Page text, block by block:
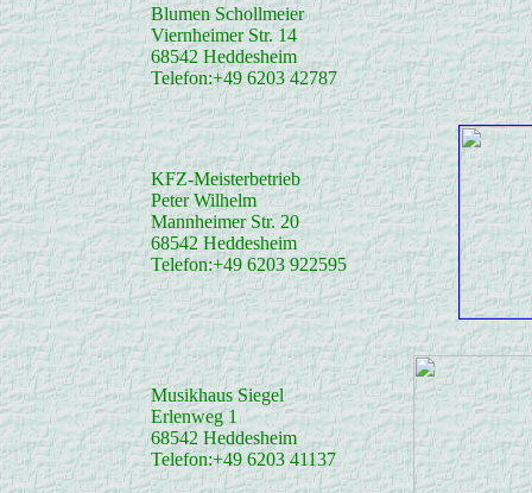
Blumen Schollmeier
Viernheimer Str. 14
68542 Heddesheim
Telefon:+49 6203 42787
KFZ-Meisterbetrieb
Peter Wilhelm
Mannheimer Str. 20
68542 Heddesheim
Telefon:+49 6203 922595
Musikhaus Siegel
Erlenweg 1
68542 Heddesheim
Telefon:+49 6203 41137